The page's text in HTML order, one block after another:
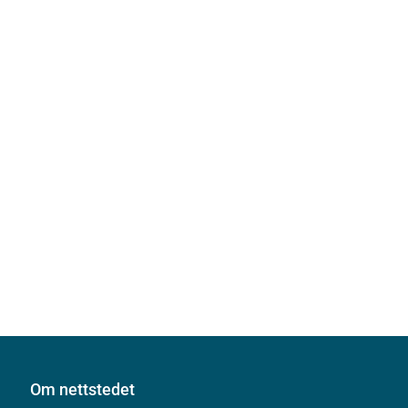
Om nettstedet